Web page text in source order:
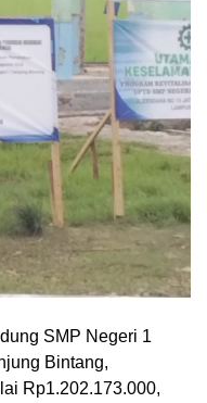
SMP Negeri 1
Bintang,
Rp1.202.173.000,